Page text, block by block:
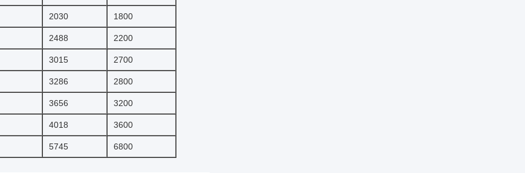
2030 1800
2488 2200
3015 2700
3286 2800
3656 3200
4018 3600
5745 6800